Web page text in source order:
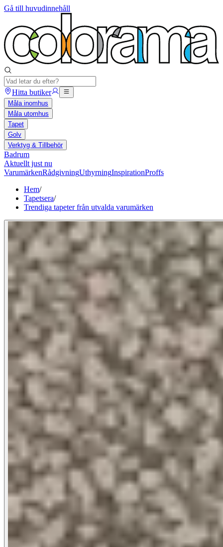
Gå till huvudinnehåll
Hitta butiker
Måla inomhus
Måla utomhus
Tapet
Golv
Verktyg & Tillbehör
Badrum
Aktuellt just nu
VarumärkenRådgivningUthyrningInspirationProffs
Hem/
Tapetsera/
Trendiga tapeter från utvalda varumärken